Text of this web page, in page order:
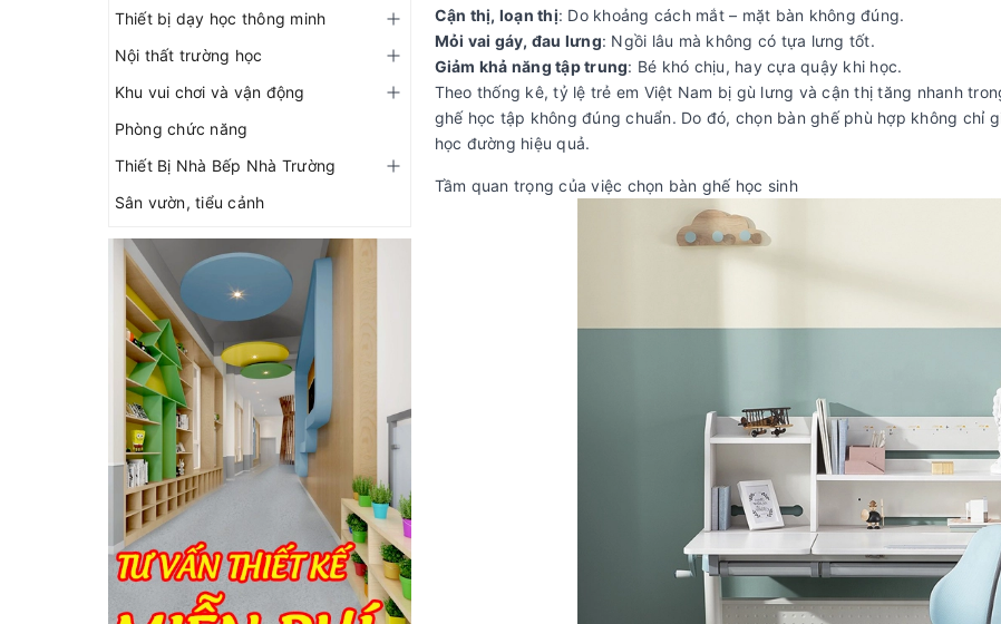
Cận thị, loạn thị: Do khoảng cách mắt – mặt bàn không đúng.
Mỏi vai gáy, đau lưng: Ngồi lâu mà không có tựa lưng tốt.
Giảm khả năng tập trung: Bé khó chịu, hay cựa quậy khi học.
Theo thống kê, tỷ lệ trẻ em Việt Nam bị gù lưng và cận thị tăng nhanh
ghế học tập không đúng chuẩn. Do đó, chọn bàn ghế phù hợp không chỉ
học đường hiệu quả.
Tầm quan trọng của việc chọn bàn ghế học sinh